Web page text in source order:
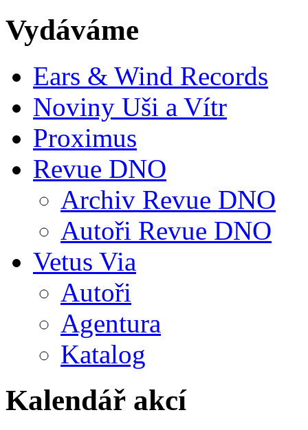
Vydáváme
Ears & Wind Records
Noviny Uši a Vítr
Proximus
Revue DNO
Archiv Revue DNO
Autoři Revue DNO
Vetus Via
Autoři
Agentura
Katalog
Kalendář akcí